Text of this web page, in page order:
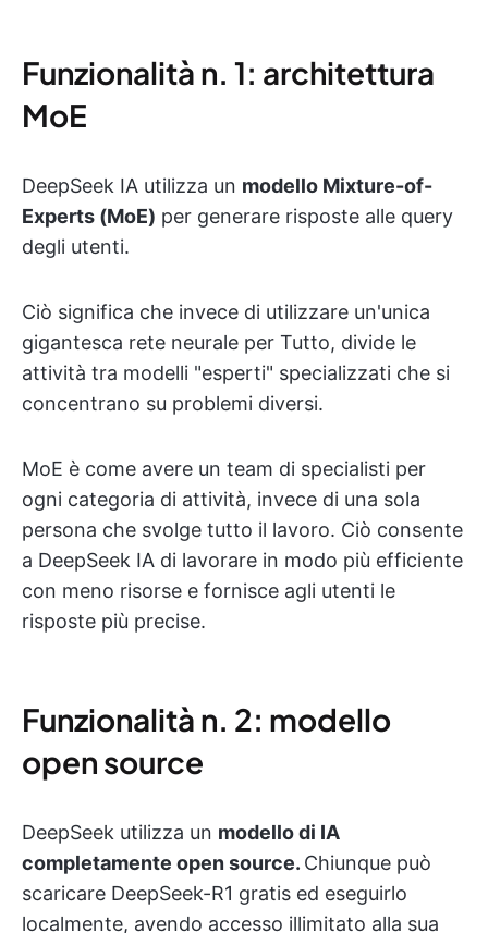
Funzionalità n. 1: architettura
MoE
DeepSeek IA utilizza un modello Mixture-of-
Experts (MoE) per generare risposte alle query
degli utenti.
Ciò significa che invece di utilizzare un'unica
gigantesca rete neurale per Tutto, divide le
attività tra modelli "esperti" specializzati che si
concentrano su problemi diversi.
MoE è come avere un team di specialisti per
ogni categoria di attività, invece di una sola
persona che svolge tutto il lavoro. Ciò consente
a DeepSeek IA di lavorare in modo più efficiente
con meno risorse e fornisce agli utenti le
risposte più precise.
Funzionalità n. 2: modello
open source
DeepSeek utilizza un modello di IA
completamente open source. Chiunque può
scaricare DeepSeek-R1 gratis ed eseguirlo
localmente, avendo accesso illimitato alla sua